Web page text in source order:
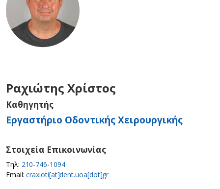
Ραχιώτης Χρίστος
Καθηγητής
Εργαστήριο Οδοντικής Χειρουργικής
Στοιχεία Επικοινωνίας
Τηλ: 210-746-1094
Email:craxioti[at]dent.uoa[dot]gr